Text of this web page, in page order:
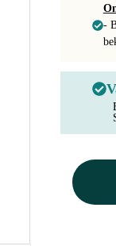
-